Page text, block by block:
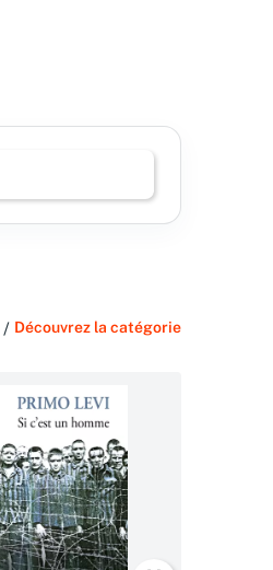
/ Découvrez la catégorie